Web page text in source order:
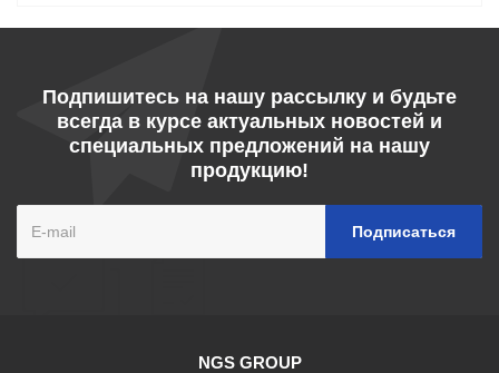
Подпишитесь на нашу рассылку и будьте
всегда в курсе актуальных новостей и
специальных предложений на нашу
продукцию!
NGS GROUP